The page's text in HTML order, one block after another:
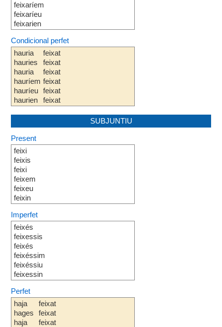
feixaríem
feixaríeu
feixarien
Condicional perfet
hauria
hauries
hauria
hauríem
hauríeu
haurien
feixat
feixat
feixat
feixat
feixat
feixat
SUBJUNTIU
Present
feixi
feixis
feixi
feixem
feixeu
feixin
Imperfet
feixés
feixessis
feixés
feixéssim
feixéssiu
feixessin
Perfet
haja
hages
haja
feixat
feixat
feixat